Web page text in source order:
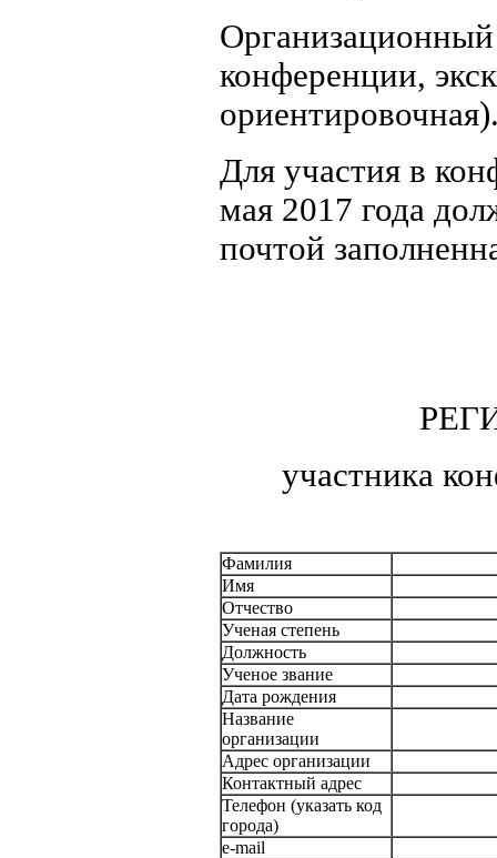
конференции,
Для участия в
мая 2017 года
почтой
участника
Фамилия
Имя
Отчество
Ученая степень
Должность
Ученое звание
Дата рождения
Название
организации
Адрес организации
Контактный адрес
Телефон (указать код
города)
e-mail